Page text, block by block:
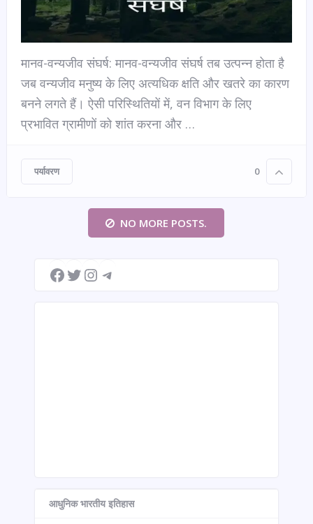
मानव-वन्यजीव संघर्ष: मानव-वन्यजीव संघर्ष तब उत्पन्न होता है
जब वन्यजीव मनुष्य के लिए अत्यधिक क्षति और खतरे का कारण
बनने लगते हैं। ऐसी परिस्थितियों में, वन विभाग के लिए
प्रभावित ग्रामीणों को शांत करना और …
पर्यावरण 0
NO MORE POSTS.
Facebook
TwitterInstagram
आधुनिक भारतीय इतिहास